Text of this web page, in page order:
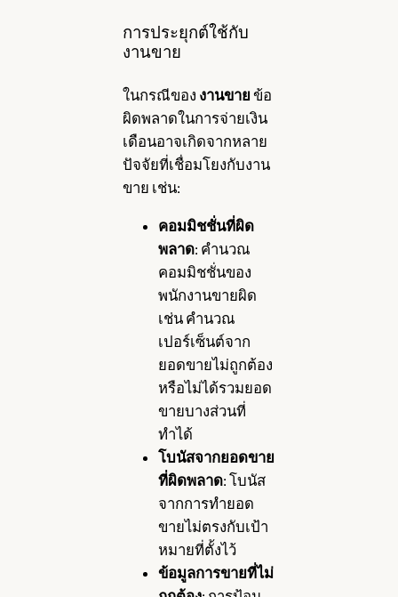
การประยุกต์ใช้กับ
งานขาย
ในกรณีของ งานขาย ข้อ
ผิดพลาดในการจ่ายเงิน
เดือนอาจเกิดจากหลาย
ปัจจัยที่เชื่อมโยงกับงาน
ขาย เช่น:
คอมมิชชั่นที่ผิด
พลาด: คำนวณ
คอมมิชชั่นของ
พนักงานขายผิด
เช่น คำนวณ
เปอร์เซ็นต์จาก
ยอดขายไม่ถูกต้อง
หรือไม่ได้รวมยอด
ขายบางส่วนที่
ทำได้
โบนัสจากยอดขาย
ที่ผิดพลาด: โบนัส
จากการทำยอด
ขายไม่ตรงกับเป้า
หมายที่ตั้งไว้
ข้อมูลการขายที่ไม่